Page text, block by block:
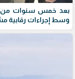
بعد خمس سنوات من
وسط إجراءات رقابية